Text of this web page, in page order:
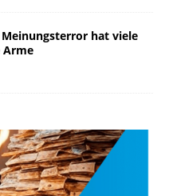
hat viele
Arme